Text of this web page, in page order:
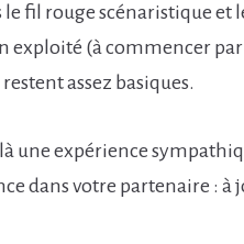
le fil rouge scénaristique et
exploité (à commencer par
assez basiques.
une expérience
dans votre partenaire : à